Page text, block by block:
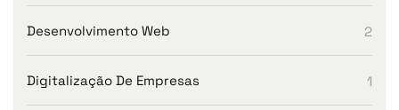
Desenvolvimento Web 2
Digitalização De Empresas 1